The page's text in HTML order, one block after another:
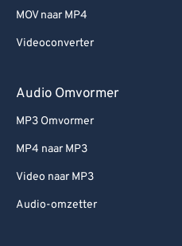
MOV naar MP4
Videoconverter
Audio Omvormer
MP3 Omvormer
MP4 naar MP3
Video naar MP3
Audio-omzetter